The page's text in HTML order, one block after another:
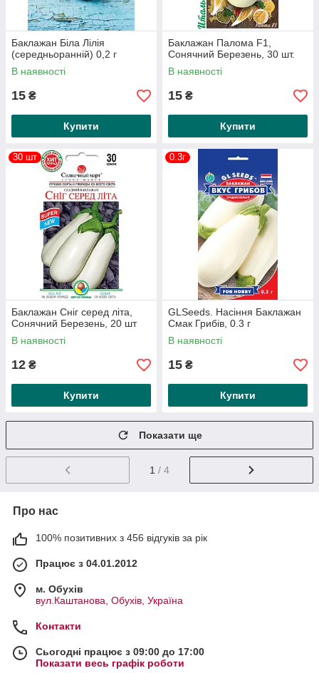
Баклажан Біла Лілія
(середньоранній) 0,2 г
В наявності
15 ₴
Купити
Баклажан Палома F1,
Сонячний Березень, 30 шт.
В наявності
15 ₴
Купити
30 шт
Баклажан Сніг серед літа,
Сонячний Березень, 20 шт
В наявності
12 ₴
Купити
0.3г
GLSeeds. Насіння Баклажан
Смак Грибів, 0.3 г
В наявності
15 ₴
Купити
Показати ще
1 / 4
Про нас
100% позитивних з 456 відгуків за рік
Працює з 04.01.2012
м. Обухів
вул.Каштанова, Обухів, Україна
Контакти
Сьогодні працює з 09:00 до 17:00
Показати весь графік роботи